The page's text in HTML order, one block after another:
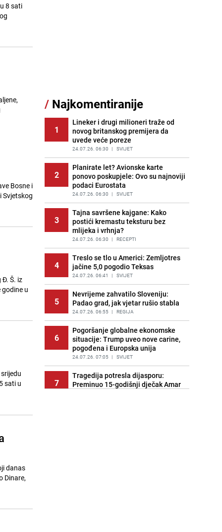
8 sati
Bosne i
Svjetskog
Š. iz
u
sati u
danas
Dinare,
jednostavan desert bez imalo muke
12
Pojavili su vam se mravi u kući? Bez
brige, ovo su najbolji načini da ih se
riješite
PRIJE 2 DANA | ŽIVOT I STIL
13
Kako izgleda travnjak stadiona
Koševo nakon tri koncerta Dine
Merlina
PRIJE 2 DANA | FOTO
14
Tajna savršenog makedonskog
ajvara: Stari recept za kremast i
bogat okus
PRIJE 1 DAN | RECEPTI
15
Ogromna potrošnja vode u dijelu
BiH: Inspektori krenuli u kontrole,
slijede kazne
PRIJE 2 DANA | BOSNA I HERCEGOVINA
/ Najkomentiranije
1
Lineker i drugi milioneri traže od
novog britanskog premijera da
uvede veće poreze
24.07.26. 06:30 | SVIJET
2
Planirate let? Avionske karte
ponovo poskupjele: Ovo su najnoviji
podaci Eurostata
24.07.26. 06:30 | SVIJET
3
Tajna savršene kajgane: Kako
postići kremastu teksturu bez
mlijeka i vrhnja?
24.07.26. 06:30 | RECEPTI
4
Treslo se tlo u Americi: Zemljotres
jačine 5,0 pogodio Teksas
24.07.26. 06:41 | SVIJET
5
Nevrijeme zahvatilo Sloveniju:
Padao grad, jak vjetar rušio stabla
24.07.26. 06:55 | REGIJA
6
Pogoršanje globalne ekonomske
situacije: Trump uveo nove carine,
pogođena i Europska unija
24.07.26. 07:05 | SVIJET
7
Tragedija potresla dijasporu:
Preminuo 15-godišnji dječak Amar